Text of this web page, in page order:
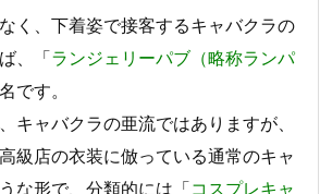
く、下着姿で接客するキャバクラの
、「ランジェリーパブ（略称ランパ
です。
キャバクラの亜流ではありますが、
級店の衣装に倣っている通常のキャ
な形で、分類的には「コスプレキャ